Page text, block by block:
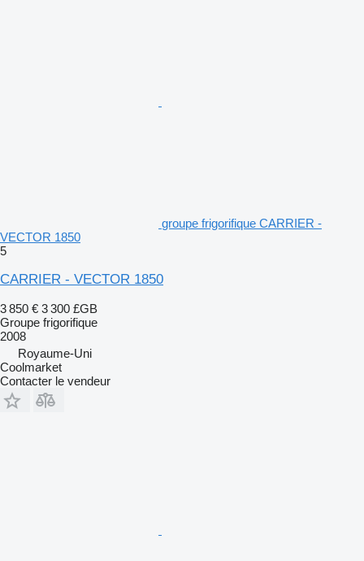
groupe frigorifique CARRIER -
VECTOR 1850
5
CARRIER - VECTOR 1850
3 850 € 3 300 £GB
Groupe frigorifique
2008
Royaume-Uni
Coolmarket
Contacter le vendeur